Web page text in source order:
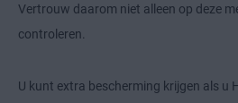
Vertrouw daarom niet alleen op deze
controleren.
U kunt extra bescherming krijgen als u